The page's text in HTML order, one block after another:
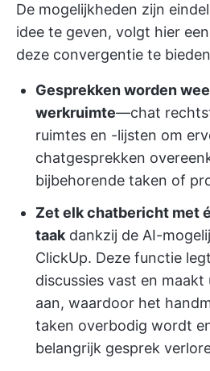
De mogelijkheden zijn
idee te geven, volgt hier
deze convergentie te
Gesprekken worden
werkruimte—chat
ruimtes en -lijsten om
chatgesprekken
bijbehorende taken of
Zet elk chatbericht met
taak dankzij de AI-
ClickUp. Deze functie
discussies vast en
aan, waardoor het
taken overbodig wordt
belangrijk gesprek